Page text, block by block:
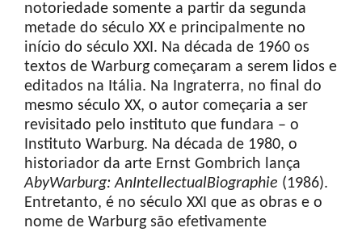
notoriedade somente a partir da segunda
metade do século XX e principalmente no
início do século XXI. Na década de 1960 os
textos de Warburg começaram a serem lidos e
editados na Itália. Na Ingraterra, no final do
mesmo século XX, o autor começaria a ser
revisitado pelo instituto que fundara – o
Instituto Warburg. Na década de 1980, o
historiador da arte Ernst Gombrich lança
AbyWarburg:AnIntellectualBiographie (1986).
Entretanto, é no século XXI que as obras e o
nome de Warburg são efetivamente